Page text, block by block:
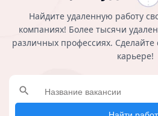
Найдите удаленную работу
компаниях! Более тысячи
различных профессиях.
карьере!
search